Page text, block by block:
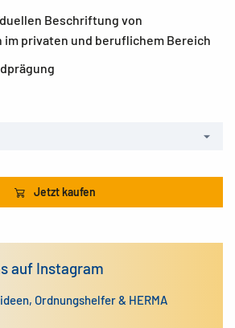
Beschriftung von
im privaten und beruflichem Bereich
Jetzt kaufen
auf Instagram
Ordnungshelfer & HERMA